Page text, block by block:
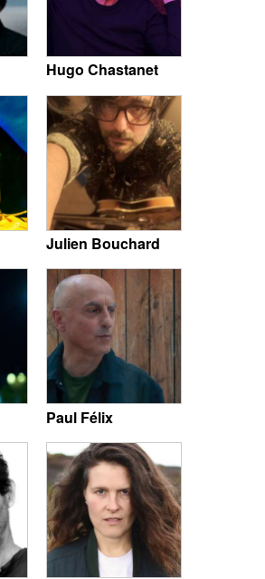
Hugo Chastanet
Julien Bouchard
Paul Félix